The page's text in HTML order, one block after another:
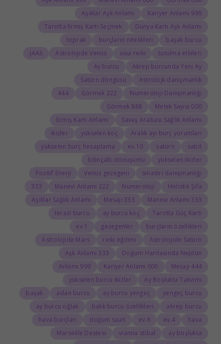
999 Kariyer Anlamı
Aşıklar Aşk Anlamı
Dünya Kartı Aşk Anlamı
Tarotta Ermiş Kartı Seçmek
başak burcu
burçların nitelikleri
toprak
tutulma etkileri
usui reiki
Astrolojide Venüs
JAAS
Akrep burcunda Yeni Ay
Ay burcu
Astrolojk danışmanlık
Satürn döngüsü
Numeroloji Danışmanlığı
222 Görmek
444
000 Melek Sayısı
888 Görmek
Savaş Arabası Sağlık Anlamı
Ermiş Kartı Anlamı
Aralık ayı burç yorumları
yükselen koç
ikizler
sabit
satürn
10.ev
yükselen burç hesaplama
yükselen ikizler
bilinçaltı dönüşümü
sinastri danışmanlığı
Venüs gezegeni
Pozitif Enerji
Holistik Şifa
Numeroloji
222 Manevi Anlamı
333
333 Manevi Anlamı
333 Mesajı
Aşıklar Sağlık Anlamı
Tarotta Güç Kartı
ay burcu koç
terazi burcu
burçların özellikleri
gezegenler
1.ev
Astrolojide Satürn
reiki eğitimi
Astrolojide Mars
Doğum Haritasında Neptün
333 Aşk Anlamı
444 Mesajı
000 Kariyer Anlamı
999 Anlamı
Ay Boşlukta Takvimi
yükselen burcu ikizler
yengeç burcu
ay burcu yengeç
aslan burcu
başak
akrep burcu
balık burcu özellikleri
ay burcu oğlak
hava
4.ev
6.ev
doğum saati
hava burçları
ay boşlukta
vianna stibal
Marseille Destesi